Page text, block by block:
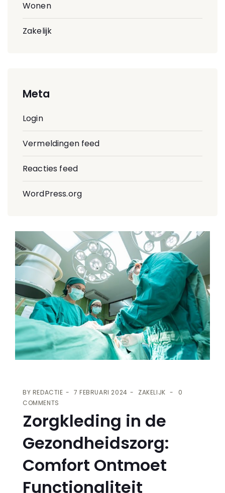
Wonen
Zakelijk
Meta
Login
Vermeldingen feed
Reacties feed
WordPress.org
BY REDACTIE 7 FEBRUARI 2024 ZAKELIJK
0
COMMENTS
Zorgkleding in de
Gezondheidszorg:
Comfort Ontmoet
Functionaliteit